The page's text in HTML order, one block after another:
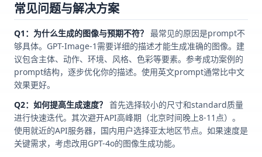
常见问题与解决方案
Q1：为什么生成的图像与预期不符？ 最常见的原因是prompt不
够具体。GPT-Image-1需要详细的描述才能生成准确的图像。建
议包含主体、动作、环境、风格、色彩等要素。参考成功案例的
prompt结构，逐步优化你的描述。使用英文prompt通常比中文
效果更好。
Q2：如何提高生成速度？ 首先选择较小的尺寸和standard质量
进行快速迭代。其次避开API高峰期（北京时间晚上8-11点）。
使用就近的API服务器，国内用户选择亚太地区节点。如果速度是
关键需求，考虑改用GPT-4o的图像生成功能。